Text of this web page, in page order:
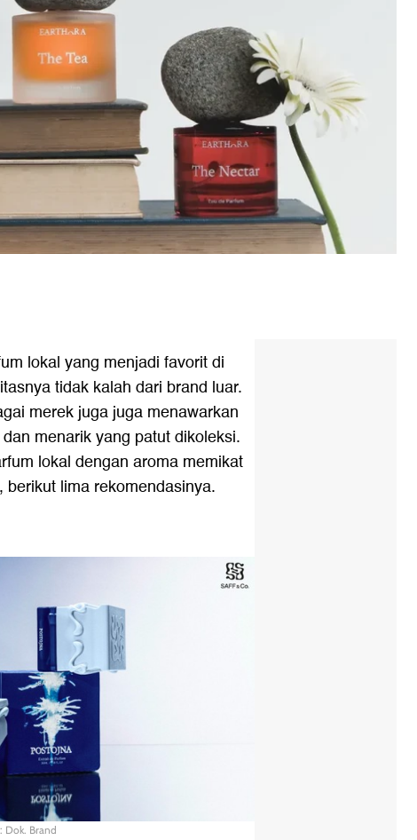
lokal yang menjadi favorit di
tidak kalah dari brand luar.
merek juga juga menawarkan
menarik yang patut dikoleksi.
lokal dengan aroma memikat
lima rekomendasinya.
Dok. Brand